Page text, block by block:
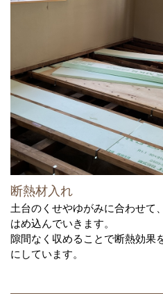
断熱材入れ
土台のくせやゆがみに合わせて
はめ込んでいきます。
隙間なく収めることで断熱効果
にしています。